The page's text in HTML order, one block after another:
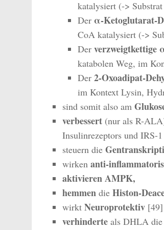
katalysiert (->
Der α-Ketoglutarat-
CoA katalysiert (->
Der verzweigtkettige
katabolen Weg, im
Der 2-Oxoadipat-
im Kontext Lysin,
sind somit also am
verbessert (nur als R-
Insulinrezeptors und IRS-
steuern die
wirken anti-
aktivieren AMPK,
hemmen die Histon-
wirkt Neuroprotektiv
verhinderte als DHLA die